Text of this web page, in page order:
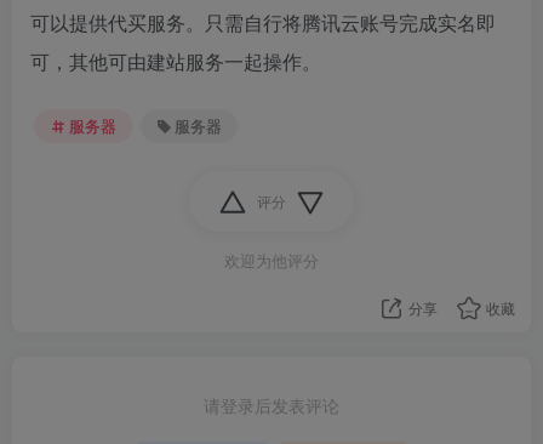
可以提供代买服务。只需自行将腾讯云账号完成实名即
可，其他可由建站服务一起操作。
服务器 服务器
评分
欢迎为他评分
分享 收藏
请登录后发表评论